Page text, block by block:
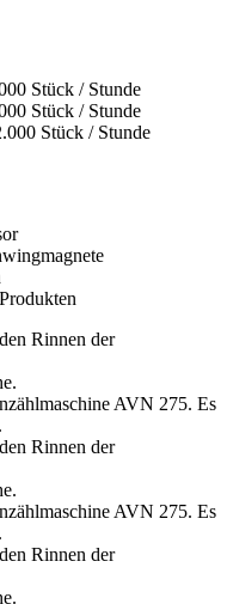
Stück / Stunde
Stück / Stunde
Stück / Stunde